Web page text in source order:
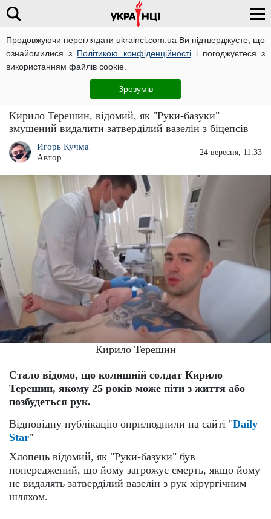
Продовжуючи переглядати ukrainci.com.ua Ви підтверджуєте, що
ознайомилися з Політикою конфіденційностіі погоджуєтеся з
використанням файлів cookie.
Зрозумів
Імпланти з вазеліну: "Руки-базуки"
знаходиться на межі смерті
Кирило Терешин, відомий, як "Руки-базуки"
змушений видалити затверділий вазелін з біцепсів
Игорь Кучма
Автор
24 вересня, 11:33
Кирило Терешин
Стало відомо, що колишній солдат Кирило
Терешин, якому 25 років може піти з життя або
позбудеться рук.
Відповідну публікацію оприлюднили на сайті "Daily
Star"
Хлопець відомий, як "Руки-базуки" був
попереджений, що йому загрожує смерть, якщо йому
не видалять затверділий вазелін з рук хірургічним
шляхом.